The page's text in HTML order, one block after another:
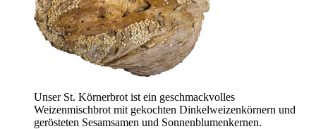
Unser St. Körnerbrot ist ein geschmackvolles
Weizenmischbrot mit gekochten Dinkelweizenkörnern und
gerösteten Sesamsamen und Sonnenblumenkernen.